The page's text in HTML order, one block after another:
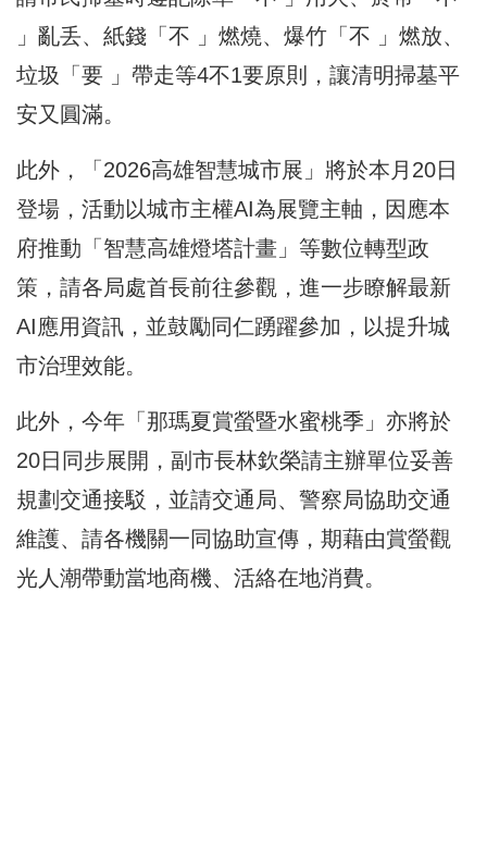
」亂丢、紙錢「不 」燃燒、爆竹「不 」燃放、
垃圾「要 」帶走等4不1要原則，讓清明掃墓平
安又圓滿。
此外，「2026高雄智慧城市展」將於本月20日
登場，活動以城市主權AI為展覽主軸，因應本
府推動「智慧高雄燈塔計畫」等數位轉型政
策，請各局處首長前往參觀，進一步瞭解最新
AI應用資訊，並鼓勵同仁踴躍參加，以提升城
市治理效能。
此外，今年「那瑪夏賞螢暨水蜜桃季」亦將於
20日同步展開，副市長林欽榮請主辦單位妥善
規劃交通接駁，並請交通局、警察局協助交通
維護、請各機關一同協助宣傳，期藉由賞螢觀
光人潮帶動當地商機、活絡在地消費。